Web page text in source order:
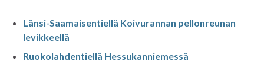
Länsi-Saamaisentiellä Koivurannan pellonreunan
levikkeellä
Ruokolahdentiellä Hessukanniemessä